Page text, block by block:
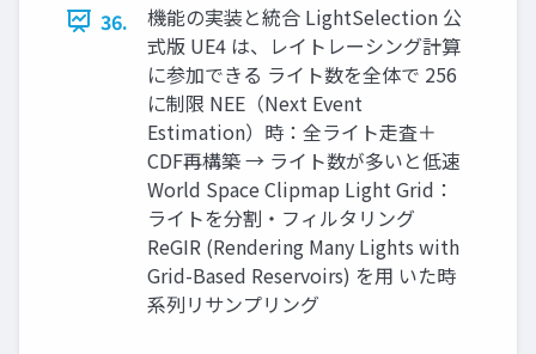
36.
機能の実装と統合 LightSelection 公
式版 UE4 は、レイトレーシング計算
に参加できる ライト数を全体で 256
に制限 NEE（Next Event
Estimation）時：全ライト走査＋
CDF再構築 → ライト数が多いと低速
World Space Clipmap Light Grid：
ライトを分割・フィルタリング
ReGIR (Rendering Many Lights with
Grid-Based Reservoirs) を用 いた時
系列リサンプリング